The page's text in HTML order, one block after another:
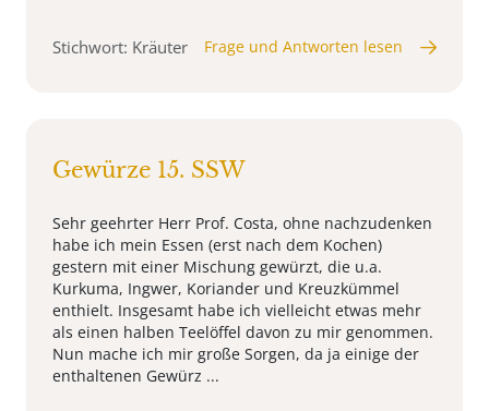
Stichwort: Kräuter Frage und Antworten lesen
Gewürze 15. SSW
Sehr geehrter Herr Prof. Costa, ohne nachzudenken
habe ich mein Essen (erst nach dem Kochen)
gestern mit einer Mischung gewürzt, die u.a.
Kurkuma, Ingwer, Koriander und Kreuzkümmel
enthielt. Insgesamt habe ich vielleicht etwas mehr
als einen halben Teelöffel davon zu mir genommen.
Nun mache ich mir große Sorgen, da ja einige der
enthaltenen Gewürz ...